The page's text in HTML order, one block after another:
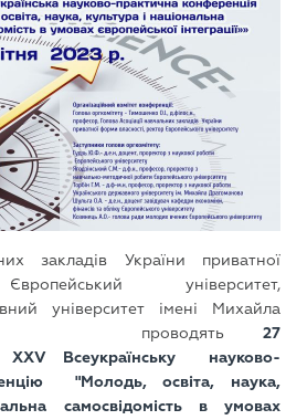
закладів України приватної
Європейський університет,
університет імені Михайла
проводять 27
XХV Всеукраїнську науково-
"Молодь, освіта, наука,
самосвідомість в умовах